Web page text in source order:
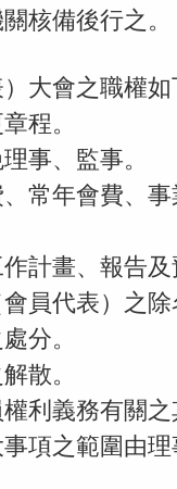
核備後行之。
大會之職權如
程。
事、監事。
常年會費、
計畫、報告
員代表）之
分。
散。
利義務有關
項之範圍由